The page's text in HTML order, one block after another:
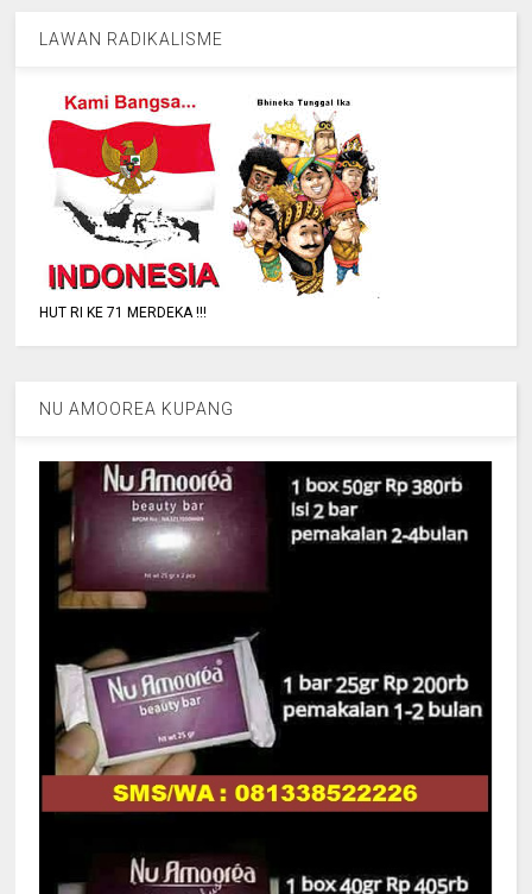
LAWAN RADIKALISME
HUT RI KE 71 MERDEKA !!!
NU AMOOREA KUPANG